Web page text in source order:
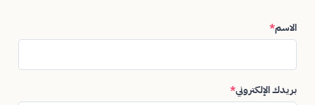
الاسم*
بريدك الإلكتروني*